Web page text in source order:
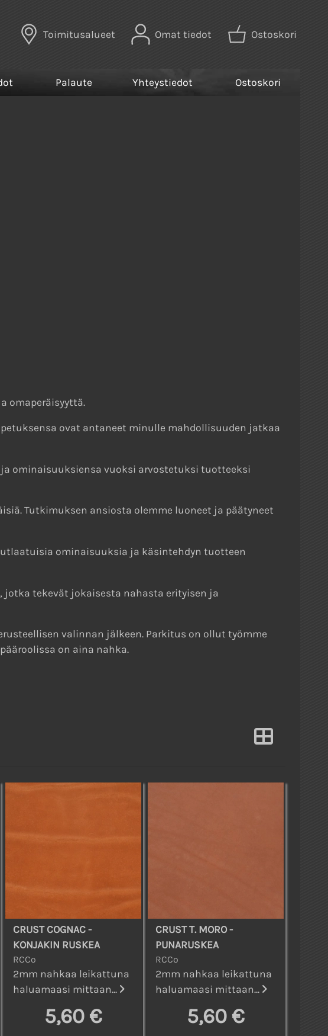
Toimitusalueet Omat tiedot Ostoskori
Palaute Yhteystiedot Ostoskori
omaperäisyyttä.
ovat antaneet minulle mahdollisuuden jatkaa
ominaisuuksiensa vuoksi arvostetuksi tuotteeksi
Tutkimuksen ansiosta olemme luoneet ja päätyneet
ominaisuuksia ja käsintehdyn tuotteen
tekevät jokaisesta nahasta erityisen ja
valinnan jälkeen. Parkitus on ollut työmme
on aina nahka.
CRUST COGNAC -
KONJAKIN RUSKEA
RCCo
2mm nahkaa leikattuna
haluamaasi mittaan...
5,60 €
CRUST T. MORO -
PUNARUSKEA
RCCo
2mm nahkaa leikattuna
haluamaasi mittaan...
5,60 €